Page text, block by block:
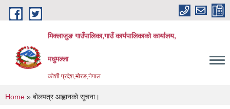
Skip to main content
मिक्लाजुङ गाउँपालिका,गाउँ कार्यपालिकाको कार्यालय,
मधुमल्ला
कोशी प्रदेश,मोरङ,नेपाल
You are here
Home » बोलपत्र आह्वानको सूचना।